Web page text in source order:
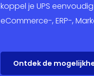
koppel je UPS
eCommerce-, ERP-,
Ontdek de